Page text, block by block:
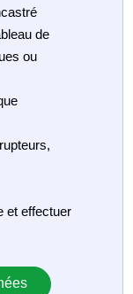
de
ou
et effectuer